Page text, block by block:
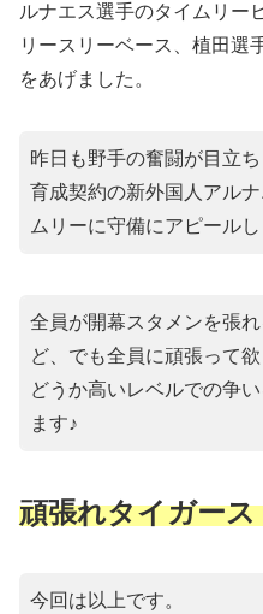
ルナエス選手のタイムリー
リースリーベース、植田選
をあげました。
昨日も野手の奮闘が目立ち
育成契約の新外国人アル
ムリーに守備にアピールし
全員が開幕スタメンを張
ど、でも全員に頑張って欲
どうか高いレベルでの争
ます♪
頑張れタイガース
今回は以上です。